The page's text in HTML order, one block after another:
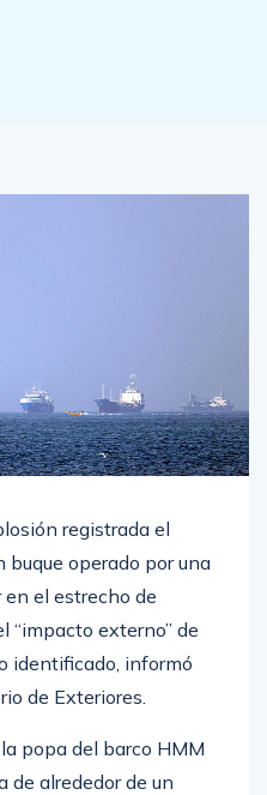
registrada el
buque operado por una
en el estrecho de
“impacto externo” de
identificado, informó
de Exteriores.
popa del barco HMM
de alrededor de un